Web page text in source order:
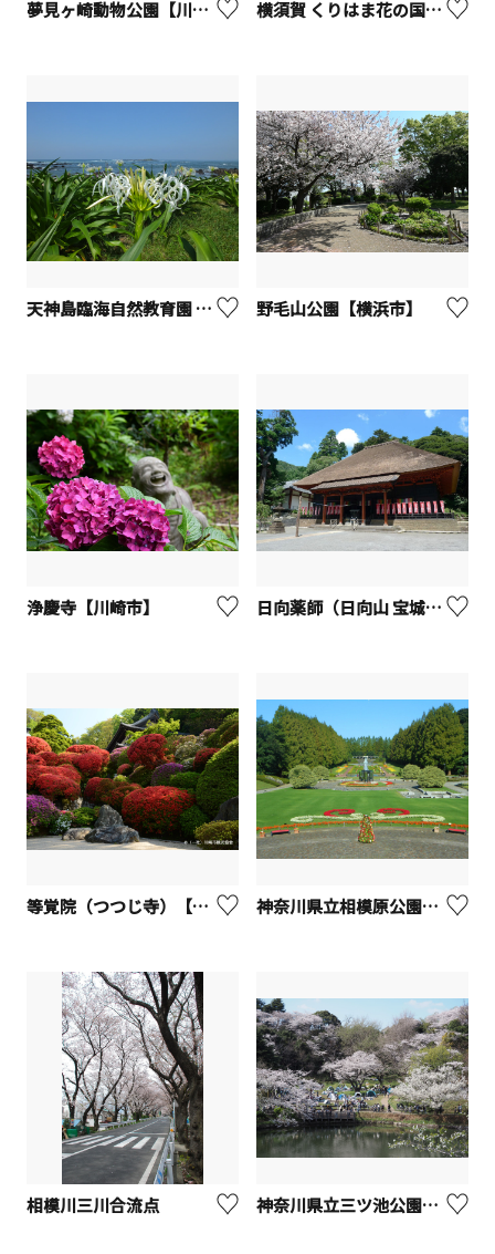
夢見ヶ崎動物公園【川崎市】 横須賀 くりはま花の国【横須賀市】
天神島臨海自然教育園 （旧：天神島） 野毛山公園【横浜市】
浄慶寺【川崎市】 日向薬師（日向山 宝城坊）【伊勢原市】
等覚院（つつじ寺）【川崎市】 神奈川県立相模原公園【相模原市】
相模川三川合流点 神奈川県立三ツ池公園【横浜市】